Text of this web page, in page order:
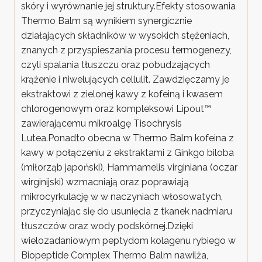
skóry i wyrównanie jej struktury.Efekty stosowania
Thermo Balm są wynikiem synergicznie
działających składników w wysokich stężeniach,
znanych z przyspieszania procesu termogenezy,
czyli spalania tłuszczu oraz pobudzających
krążenie i niwelujących cellulit. Zawdzięczamy je
ekstraktowi z zielonej kawy z kofeiną i kwasem
chlorogenowym oraz kompleksowi Lipout™
zawierającemu mikroalgę Tisochrysis
Lutea.Ponadto obecna w Thermo Balm kofeina z
kawy w połączeniu z ekstraktami z Ginkgo biloba
(miłorząb japoński), Hammamelis virginiana (oczar
wirginijski) wzmacniają oraz poprawiają
mikrocyrkulację w w naczyniach włosowatych,
przyczyniając się do usunięcia z tkanek nadmiaru
tłuszczów oraz wody podskórnej.Dzięki
wielozadaniowym peptydom kolagenu rybiego w
Biopeptide Complex Thermo Balm nawilża,